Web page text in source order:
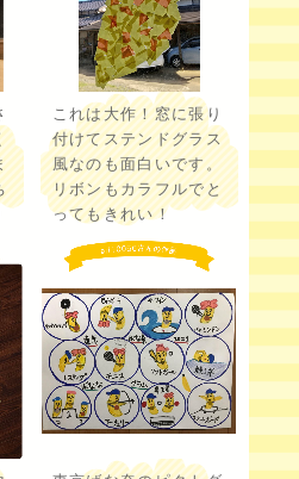
これは大作！窓に張り
付けてステンドグラス
風なのも面白いです。
リボンもカラフルでと
ってもきれい！